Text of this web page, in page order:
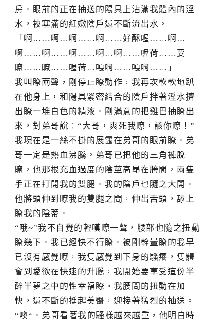
房。眼前的正在抽送的陽具上沾滿我體內的淫
水，被塞滿的紅嫩陰戶還不斷流出水。
「啊……啊…啊……啊……好酥喔……啊…
啊……啊……啊……啊…啊……喔荷……要
瞭……瞭……喔荷…嘎啊……嘎啊……」
我叫瞭兩聲，剛停止瞭動作，我再次軟軟地趴
在他身上，和陽具緊密結合的陰戶拌著淫水擠
出瞭一堆白色的精液。剛滿意的把雞巴抽瞭出
來，對弟哥說：“大哥，爽死我瞭，該你瞭！”
我現在是一絲不掛的展露在弟哥的眼前瞭。弟
哥一定是熱血沸騰。弟哥已把他的三角褲脫
瞭，他那根充血過度的陰莖高昂在胯間，兩隻
手正在打開我的雙腿。我的陰戶也隨之大開。
他將頭伸到瞭我的雙腿之間，伸出舌頭，舔上
瞭我的陰蒂。
“哦~”我不自覺的輕嘆瞭一聲，腰部也隨之扭動
瞭幾下。我已經快不行瞭。被剛幹暈瞭的我早
已沒有感覺瞭，我隻感覺到下身的騷癢，隻體
會到愛欲在快速的升騰，我開始要享受這份半
醉半夢之中的性幸福瞭。我腰間的扭動在加
快，還不斷的挺起美臀，迎接著猛烈的抽送。
“噢“。弟哥看著我的騷樣越來越重，他明白時